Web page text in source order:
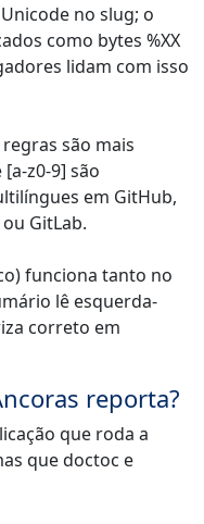
no slug; o
como bytes %XX
lidam com isso
são mais
z0-9] são
em GitHub,
GitLab.
funciona tanto no
lê esquerda-
correto em
reporta?
que roda a
que doctoc e